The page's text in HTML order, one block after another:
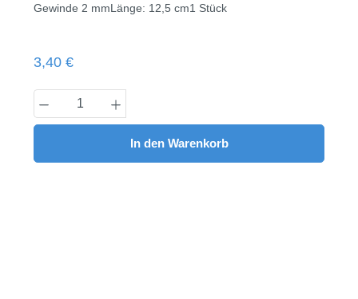
Gewinde 2 mmLänge: 12,5 cm1 Stück
Regulärer Preis:
3,40 €
Produkt Anzahl: Gib den gewünschten
In den Warenkorb